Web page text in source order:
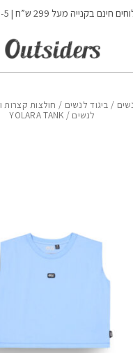
חינם בקנייה מעל 299 ש”ח | 3-5 ימי עסקים
נשים / ביגוד לנשים / חולצות קצרות
לנשים / YOLARA TANK